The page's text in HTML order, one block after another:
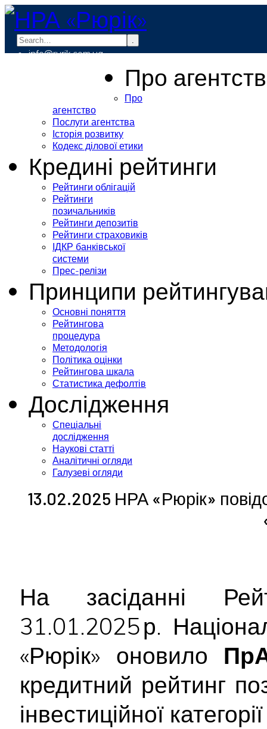
.
info@rurik.com.ua
Про
Про
агентство
Послуги агентства
Історія розвитку
Кодекс ділової етики
Кредині рейтинги
Рейтинги облігацій
Рейтинги
позичальників
Рейтинги депозитів
Рейтинги страховиків
ІДКР банківської
системи
Прес-релізи
Принципи
Основні поняття
Рейтингова
процедура
Методологія
Політика оцінки
Рейтингова шкала
Статистика дефолтів
Дослідження
Спеціальні
дослідження
Наукові статті
Аналітичні огляди
Галузеві огляди
13.02.2025 НРА «Рюрік»
На засіданні
31.01.2025 р.
«Рюрік» оновило
кредитний рейтинг
інвестиційної